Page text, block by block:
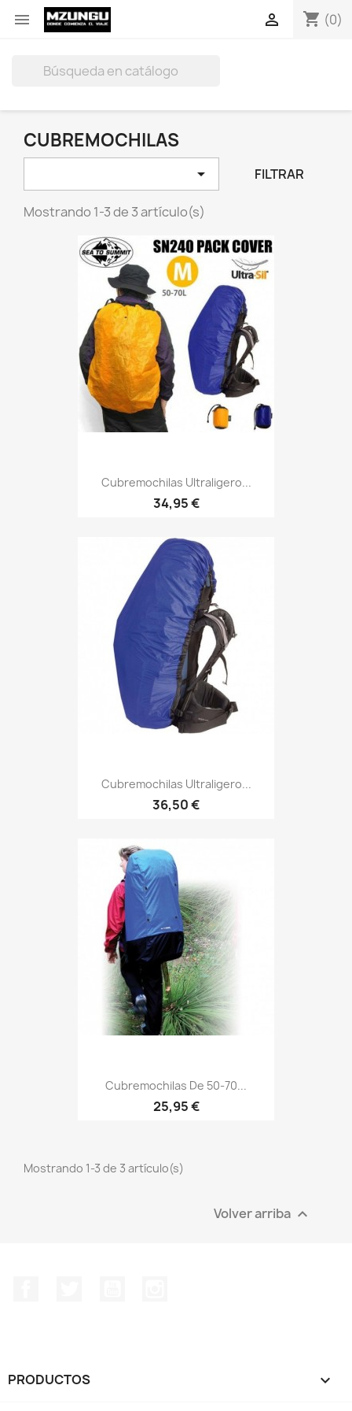
 shopping_cart (0)

CUBREMOCHILAS
 FILTRAR
Mostrando 1-3 de 3 artículo(s)
Cubremochilas Ultraligero...
Precio
34,95 €
Cubremochilas Ultraligero...
Precio
36,50 €
Cubremochilas De 50-70...
Precio
25,95 €
Mostrando 1-3 de 3 artículo(s)
Volver arriba 
PRODUCTOS 